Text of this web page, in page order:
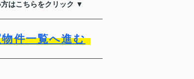
はこちらをクリック ▼
件一覧へ進む